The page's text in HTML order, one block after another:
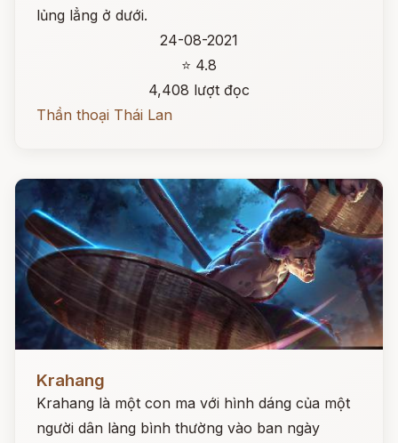
lủng lẳng ở dưới.
24-08-2021
⭐ 4.8
4,408 lượt đọc
Thần thoại Thái Lan
Krahang
Krahang là một con ma với hình dáng của một
người dân làng bình thường vào ban ngày